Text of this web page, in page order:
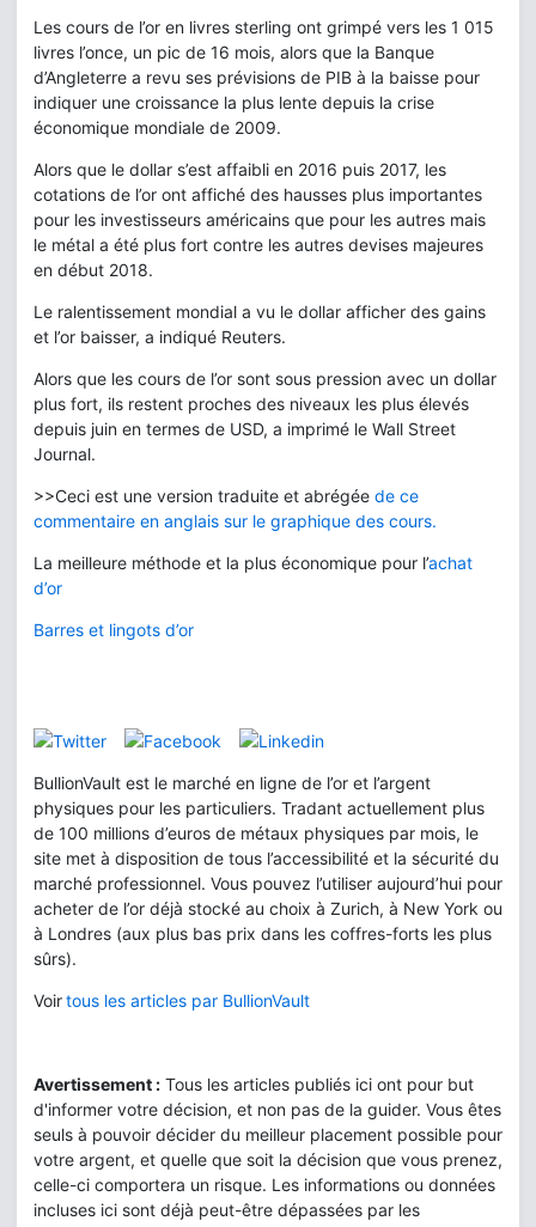
Les cours de l’or en livres sterling ont grimpé vers les 1 015
livres l’once, un pic de 16 mois, alors que la Banque
d’Angleterre a revu ses prévisions de PIB à la baisse pour
indiquer une croissance la plus lente depuis la crise
économique mondiale de 2009.
Alors que le dollar s’est affaibli en 2016 puis 2017, les
cotations de l’or ont affiché des hausses plus importantes
pour les investisseurs américains que pour les autres mais
le métal a été plus fort contre les autres devises majeures
en début 2018.
Le ralentissement mondial a vu le dollar afficher des gains
et l’or baisser, a indiqué Reuters.
Alors que les cours de l’or sont sous pression avec un dollar
plus fort, ils restent proches des niveaux les plus élevés
depuis juin en termes de USD, a imprimé le Wall Street
Journal.
>>Ceci est une version traduite et abrégée de ce
commentaire en anglais sur le graphique des cours.
La meilleure méthode et la plus économique pour l’achat
d’or
Barres et lingots d’or
BullionVault est le marché en ligne de l’or et l’argent
physiques pour les particuliers. Tradant actuellement plus
de 100 millions d’euros de métaux physiques par mois, le
site met à disposition de tous l’accessibilité et la sécurité du
marché professionnel. Vous pouvez l’utiliser aujourd’hui pour
acheter de l’or déjà stocké au choix à Zurich, à New York ou
à Londres (aux plus bas prix dans les coffres-forts les plus
sûrs).
Voirtous les articles par BullionVault
Avertissement : Tous les articles publiés ici ont pour but
d'informer votre décision, et non pas de la guider. Vous êtes
seuls à pouvoir décider du meilleur placement possible pour
votre argent, et quelle que soit la décision que vous prenez,
celle-ci comportera un risque. Les informations ou données
incluses ici sont déjà peut-être dépassées par les